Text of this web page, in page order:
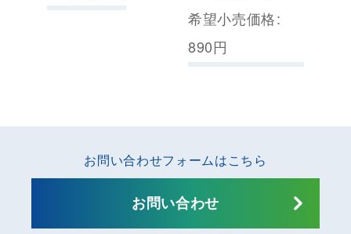
希望小売価格:
890円
お問い合わせフォームはこちら
お問い合わせ